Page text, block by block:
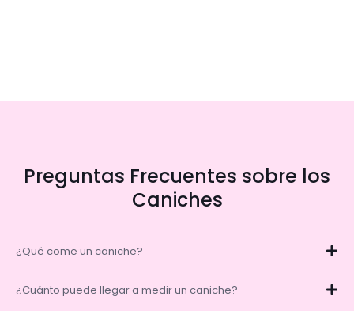
Preguntas Frecuentes sobre los
Caniches
¿Qué come un caniche?
¿Cuánto puede llegar a medir un caniche?